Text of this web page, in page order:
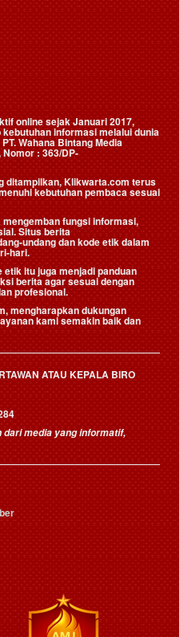
online sejak Januari 2017,
informasi melalui dunia
PT. Wahana Bintang Media
Nomor : 363/DP-
ditampilkan, Klikwarta.com terus
kebutuhan pembaca sesuai
fungsi informasi,
Situs berita
undang dan kode etik dalam
hari.
etik itu juga menjadi panduan
berita agar sesuai dengan
profesional.
mengharapkan dukungan
kami semakin baik dan
ATAU KEPALA BIRO
dari media yang informatif,